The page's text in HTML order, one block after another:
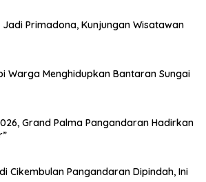
Primadona, Kunjungan Wisatawan
Warga Menghidupkan Bantaran Sungai
Grand Palma Pangandaran Hadirkan
Cikembulan Pangandaran Dipindah, Ini